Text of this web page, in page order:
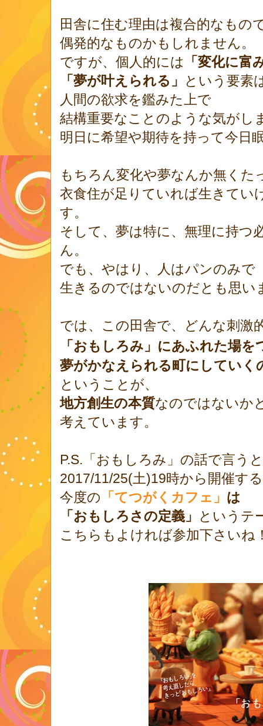
田舎に住む理由は複合的なもの
偶発的なものかもしれません。
ですが、個人的には
「変化に富
「夢が叶えられる」
という要素
人間の欲求を鑑みた上で
結構重要なことのような気がし
明日に希望や期待を持って今日
もちろん変化や夢なんか無くた
衣食住が足りていれば生きてい
す。
そして、夢は特に、無理に持つ
ん。
でも、やはり、人はパンのみで
生きるのではないのだとも思い
では、この田舎で、どんな刺激
「おもしろみ」にあふれた場を
夢がかなえられる町にしていく
ということが、
地方創生の本質なのではないか
考えています。
P.S.「おもしろみ」の話で言う
2017/11/25(土)19時から開催する
今度の 「てつがくカフェ」 は
「おもしろさの定義」
というテ
こちらもよければ参加下さいね